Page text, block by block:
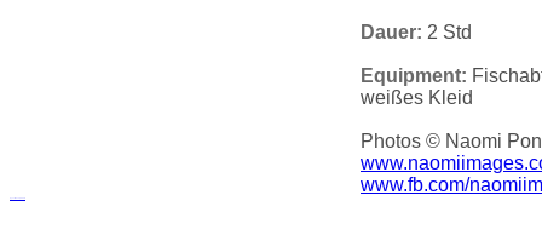
Dauer: 2 Std
Equipment:
weißes Kleid
Photos © Naomi
www.fb.com/